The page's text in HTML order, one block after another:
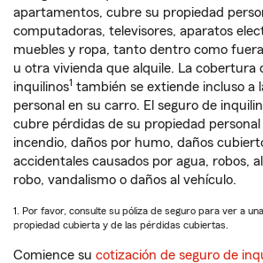
apartamentos, cubre su propiedad
computadoras, televisores, aparatos
muebles y ropa, tanto dentro como
u otra vivienda que alquile. La cobertura
inquilinos1 también se extiende incluso a
personal en su carro. El seguro de
cubre pérdidas de su propiedad
incendio, daños por humo, daños
accidentales causados por agua, robos,
robo, vandalismo o daños al vehículo.
1. Por favor, consulte su póliza de seguro para ver a
propiedad cubierta y de las pérdidas cubiertas.
Comience su cotización de seguro de